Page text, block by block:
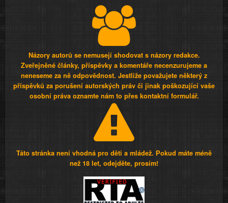
Názory autorů se nemusejí shodovat s názory redakce.
Zveřejněné články, příspěvky a komentáře necenzurujeme a
neneseme za ně odpovědnost. Jestliže považujete některý z
příspěvků za porušení autorských práv či jinak poškozující vaše
osobní práva oznamte nám to přes kontaktní formulář.
Táto stránka není vhodná pro děti a mládež. Pokud máte méně
než 18 let, odejděte, prosím!